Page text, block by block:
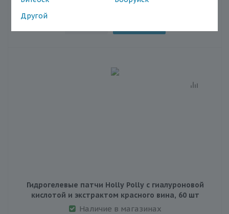
Другой
Гидрогелевые патчи Holly Polly с гиалуроновой
кислотой и экстрактом красного вина, 60 шт
Наличие в магазинах